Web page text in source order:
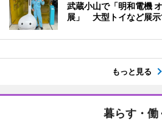
武蔵小山で「明和電機
展」 大型トイなど展
もっと見る
暮らす・働